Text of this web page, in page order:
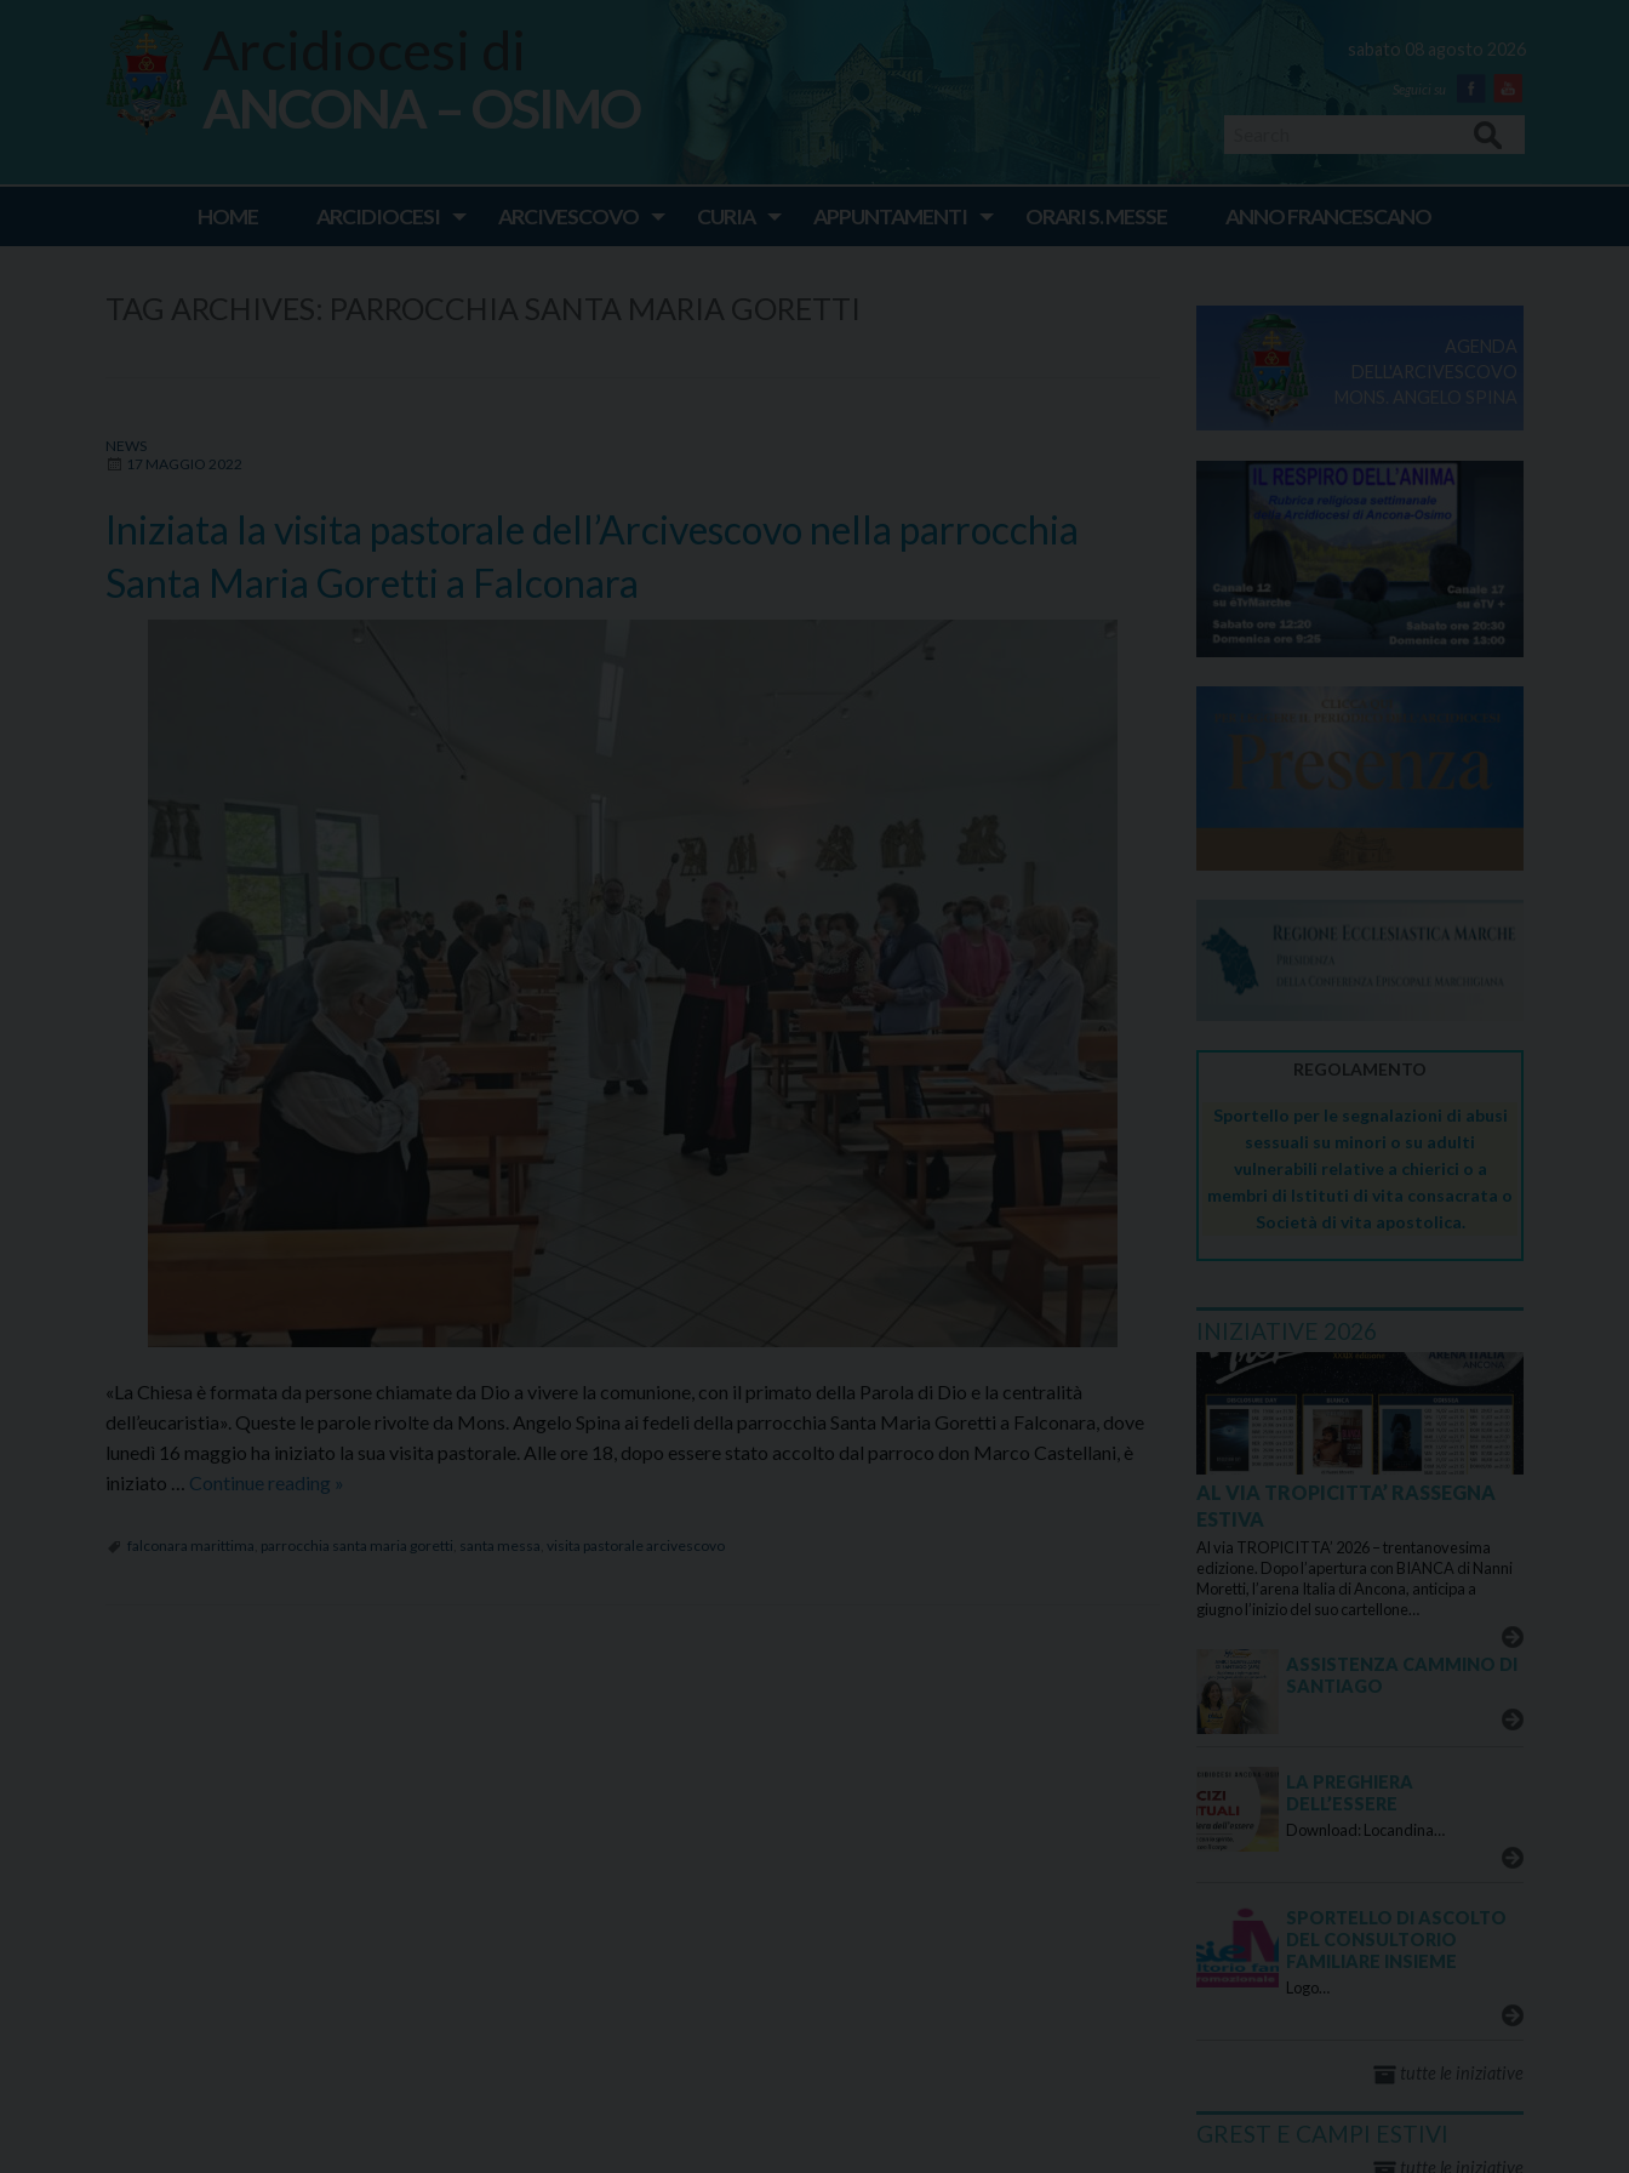
sabato 08 agosto 2026
Facebook
Youtube
Ancona Osimo
ANCONA – OSIMO
HOME ARCIDIOCESI ARCIVESCOVO CURIA APPUNTAMENTI ORARI S. MESSE ANNO FRANCESCANO
NEWS
17 MAGGIO 2022
Iniziata la visita pastorale dell’Arcivescovo nella parrocchia
Santa Maria Goretti a Falconara
«La Chiesa è formata da persone chiamate da Dio a vivere la comunione, con il primato della Parola di Dio e la centralità
dell’eucaristia». Queste le parole rivolte da Mons. Angelo Spina ai fedeli della parrocchia Santa Maria Goretti a Falconara, dove
lunedì 16 maggio ha iniziato la sua visita pastorale. Alle ore 18, dopo essere stato accolto dal parroco don Marco Castellani, è
iniziato … Continue reading Iniziata
visita
»
falconara marittima parrocchia santa maria goretti santa messa visita pastorale arcivescovo
AGENDA
DELL'ARCIVESCOVO
REGOLAMENTO
Sportello per le segnalazioni di abusi
sessuali su minori o su adulti
vulnerabili relative a chierici o a
membri di Istituti di vita consacrata o
Società di vita apostolica.
INIZIATIVE 2026
AL VIA TROPICITTA’ RASSEGNA
ESTIVA
Al via TROPICITTA’ 2026 – trentanovesima
edizione. Dopo l’apertura con BIANCA di Nanni
Moretti, l’arena Italia di Ancona, anticipa a
giugno l’inizio del suo cartellone…
ASSISTENZA CAMMINO DI
SANTIAGO
LA PREGHIERA
DELL’ESSERE
Download: Locandina…
SPORTELLO DI ASCOLTO
DEL CONSULTORIO
FAMILIARE INSIEME
Logo…
tutte le iniziative
GREST E CAMPI ESTIVI
tutte le iniziative